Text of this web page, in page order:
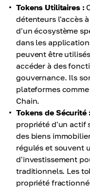
Tokens Utilitaires :
détenteurs l'accès
d'un écosystème
dans les
peuvent être
accéder à des
gouvernance. Ils
plateformes
Chain.
Tokens de Sécurité :
propriété d'un actif
des biens
régulés et souvent
d'investissement
traditionnels. Les
propriété